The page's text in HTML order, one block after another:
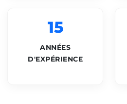
15
ANNÉES
D'EXPÉRIENCE